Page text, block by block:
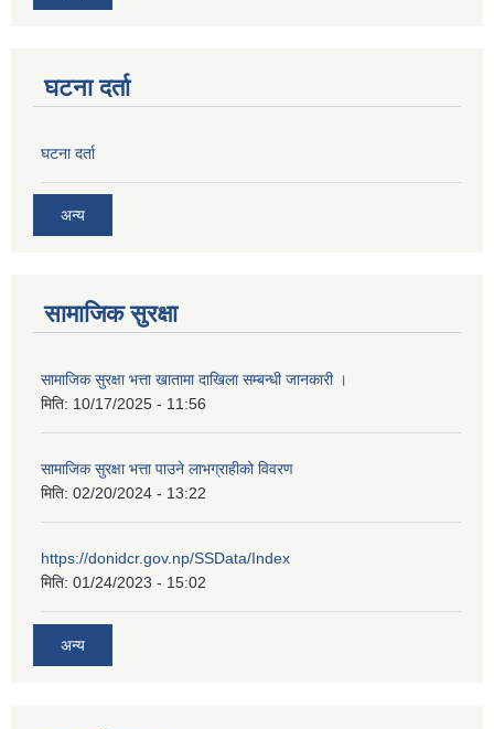
घटना दर्ता
घटना दर्ता
अन्य
सामाजिक सुरक्षा
सामाजिक सुरक्षा भत्ता खातामा दाखिला सम्बन्धी जानकारी ।
मिति: 10/17/2025 - 11:56
सामाजिक सुरक्षा भत्ता पाउने लाभग्राहीको विवरण
मिति: 02/20/2024 - 13:22
https://donidcr.gov.np/SSData/Index
मिति: 01/24/2023 - 15:02
अन्य